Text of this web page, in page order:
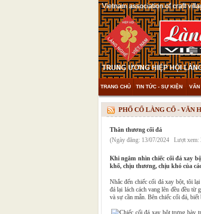
TRANG CHỦ TIN TỨC - SỰ KIỆN VĂN
THAM KHẢO & KHÁM PHÁ VIDEO
PHỐ CỔ LÀNG CỔ - VĂN
Thân thương cối đá
(Ngày đăng: 13/07/2024 Lượt xem:
Khi ngắm nhìn chiếc cối đá xay
khổ, chịu thương, chịu khó của
Nhắc đến chiếc cối đá xay bột, tôi
đá lại lách cách vang lên đều đều
và sự cần mẫn. Bên chiếc cối đá,